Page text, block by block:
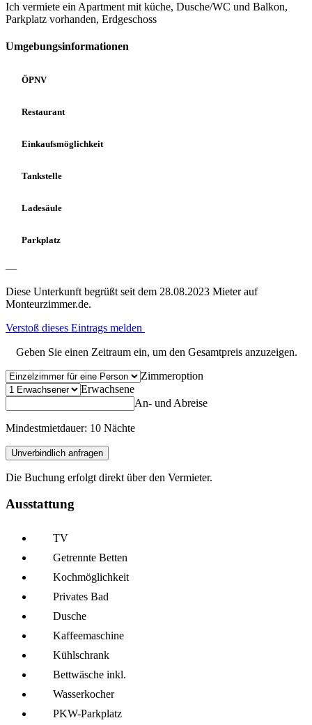
Ich vermiete ein Apartment mit küche, Dusche/WC und Balkon,
Parkplatz vorhanden, Erdgeschoss
Umgebungsinformationen
ÖPNV
Restaurant
Einkaufsmöglichkeit
Tankstelle
Ladesäule
Parkplatz
—
Diese Unterkunft begrüßt seit dem 28.08.2023 Mieter auf
Monteurzimmer.de.
Verstoß dieses Eintrags melden
Geben Sie einen Zeitraum ein, um den Gesamtpreis anzuzeigen.
Zimmeroption
Erwachsene
An- und Abreise
Mindestmietdauer: 10 Nächte
Unverbindlich anfragen
Die Buchung erfolgt direkt über den Vermieter.
Ausstattung
TV
Getrennte Betten
Kochmöglich­keit
Privates Bad
Dusche
Kaffee­maschine
Kühl­schrank
Bettwäsche inkl.
Wasserkocher
PKW-Parkplatz